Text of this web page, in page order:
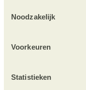
Noodzakelijk
Voorkeuren
Statistieken